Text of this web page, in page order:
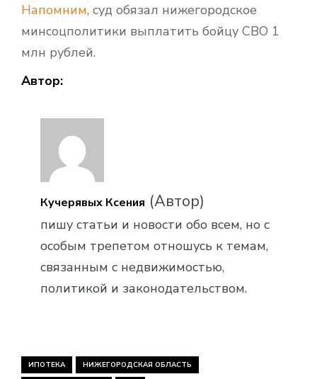
Напомним, суд обязал нижегородское
минсоцполитики выплатить бойцу СВО 1
млн рублей.
Автор:
Кучерявых Ксения (Автор)
пишу статьи и новости обо всем, но с
особым трепетом отношусь к темам,
связанным с недвижимостью,
политикой и законодательством.
ИПОТЕКА НИЖЕГОРОДСКАЯ ОБЛАСТЬ